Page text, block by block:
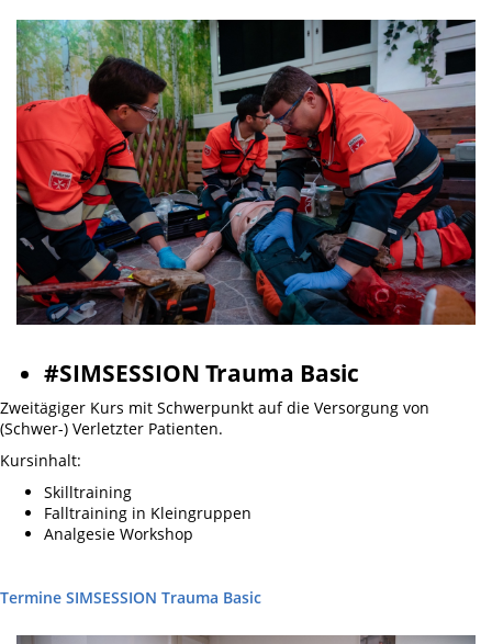
#SIMSESSION Trauma Basic
Zweitägiger Kurs mit Schwerpunkt auf die Versorgung von
(Schwer-) Verletzter Patienten.
Kursinhalt:
Skilltraining
Falltraining in Kleingruppen
Analgesie Workshop
Termine SIMSESSION Trauma Basic